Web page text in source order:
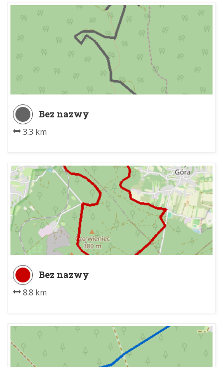
Bez nazwy
3.3 km
Bez nazwy
8.8 km